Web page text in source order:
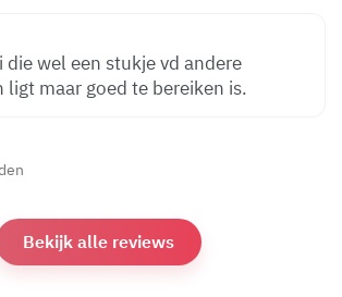
die wel een stukje vd andere
ligt maar goed te bereiken is.
Bekijk alle reviews